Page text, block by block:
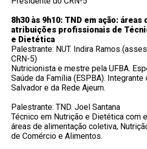
8h30 às 9h10: TND em ação: áreas
atribuições profissionais de
e Dietética
Palestrante: NUT. Indira Ramos
CRN-5)
Nutricionista e mestre pela UFBA.
Saúde da Família (ESPBA). Integrante
Salvador e da Rede Ajeum.
Palestrante: TND. Joel Santana
Técnico em Nutrição e Dietética com
áreas de alimentação coletiva,
de Comércio e Alimentos.